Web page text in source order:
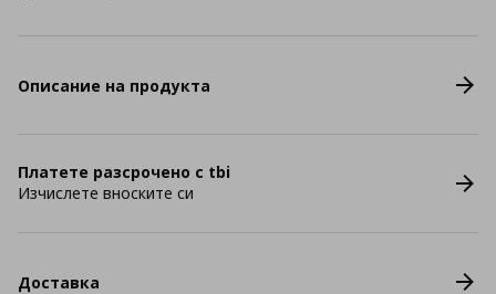
Описание на продукта
Платете разсрочено с tbi
Изчислете вноските си
Доставка